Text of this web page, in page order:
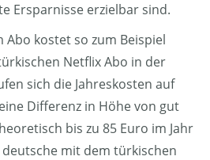
Ersparnisse erzielbar sind.
kostet so zum Beispiel
Netflix Abo in der
sich die Jahreskosten auf
Differenz in Höhe von gut
bis zu 85 Euro im Jahr
mit dem türkischen